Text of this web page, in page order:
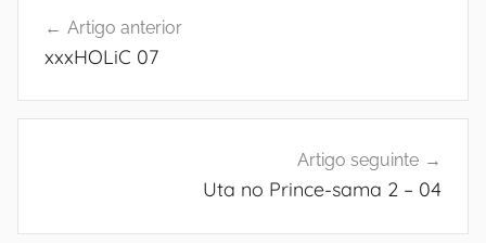
Artigo anterior
xxxHOLiC 07
Artigo seguinte
Uta no Prince-sama 2 – 04